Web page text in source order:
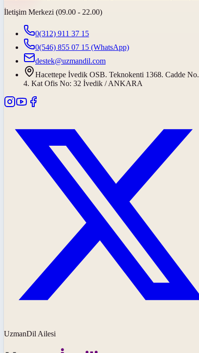
İletişim Merkezi (09.00 - 22.00)
0(312) 911 37 15
0(546) 855 07 15 (WhatsApp)
destek@uzmandil.com
Hacettepe İvedik OSB. Teknokenti 1368. Cadde
4. Kat Ofis No: 32 İvedik / ANKARA
UzmanDil Ailesi